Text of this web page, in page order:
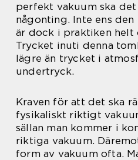
perfekt vakuum ska
någonting. Inte ens
är dock i praktiken
Trycket inuti denna
lägre än trycket i
undertryck.
Kraven för att det ska
fysikaliskt riktigt
sällan man kommer i
riktiga vakuum.
form av vakuum ofta.